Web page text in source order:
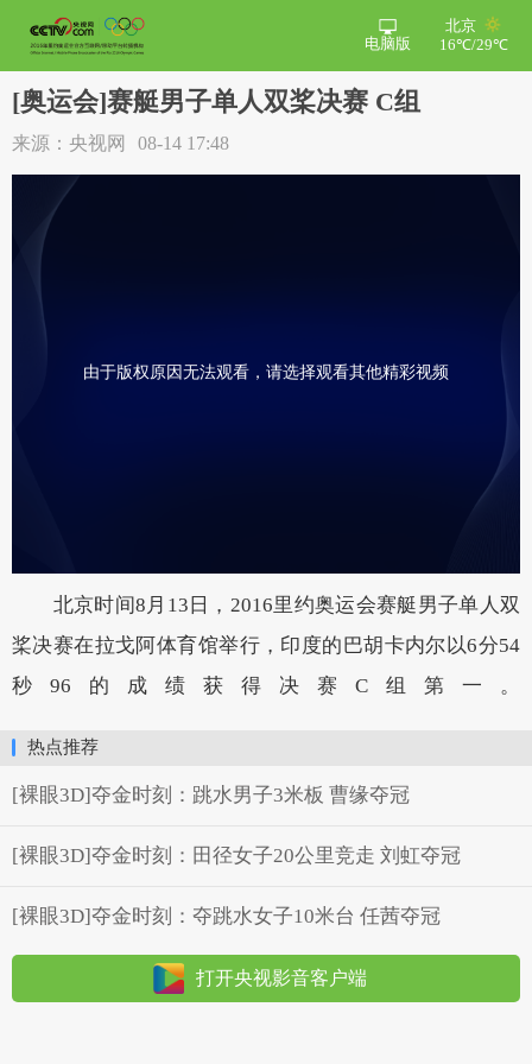
北京
16℃/29℃
电脑版
[奥运会]赛艇男子单人双桨决赛 C组
来源：央视网 08-14 17:48
由于版权原因无法观看，请选择观看其他精彩视频
北京时间8月13日，2016里约奥运会赛艇男子单人双
桨决赛在拉戈阿体育馆举行，印度的巴胡卡内尔以6分54
秒96的成绩获得决赛C组第一。
热点推荐
[裸眼3D]夺金时刻：跳水男子3米板 曹缘夺冠
[裸眼3D]夺金时刻：田径女子20公里竞走 刘虹夺冠
[裸眼3D]夺金时刻：夺跳水女子10米台 任茜夺冠
打开央视影音客户端